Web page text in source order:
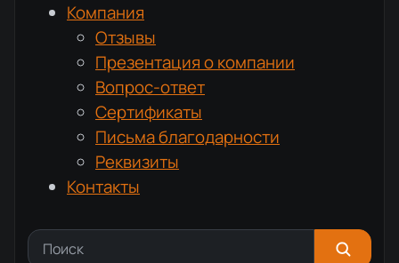
Компания
Отзывы
Презентация о компании
Вопрос-ответ
Сертификаты
Письма благодарности
Реквизиты
Контакты